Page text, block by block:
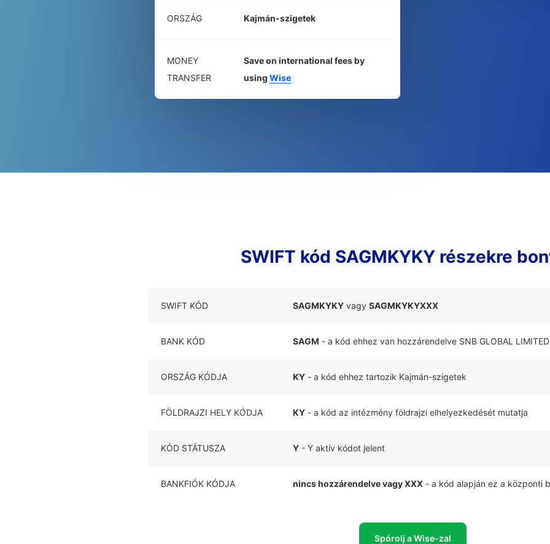
ORSZÁG Kajmán-szigetek
MONEY
TRANSFER
Save on international fees by
using Wise
SWIFT kód SAGMKYKY részekre
SWIFT KÓD SAGMKYKY vagy SAGMKYKYXXX
BANK KÓD SAGM - a kód ehhez van hozzárendelve SNB GLOBAL LIMITED
ORSZÁG KÓDJA KY - a kód ehhez tartozik Kajmán-szigetek
FÖLDRAJZI HELY KÓDJA KY - a kód az intézmény földrajzi elhelyezkedését mutatja
KÓD STÁTUSZA Y - Y aktív kódot jelent
BANKFIÓK KÓDJA nincs hozzárendelve vagy XXX - a kód alapján ez a központi
Spórolj a Wise-zal